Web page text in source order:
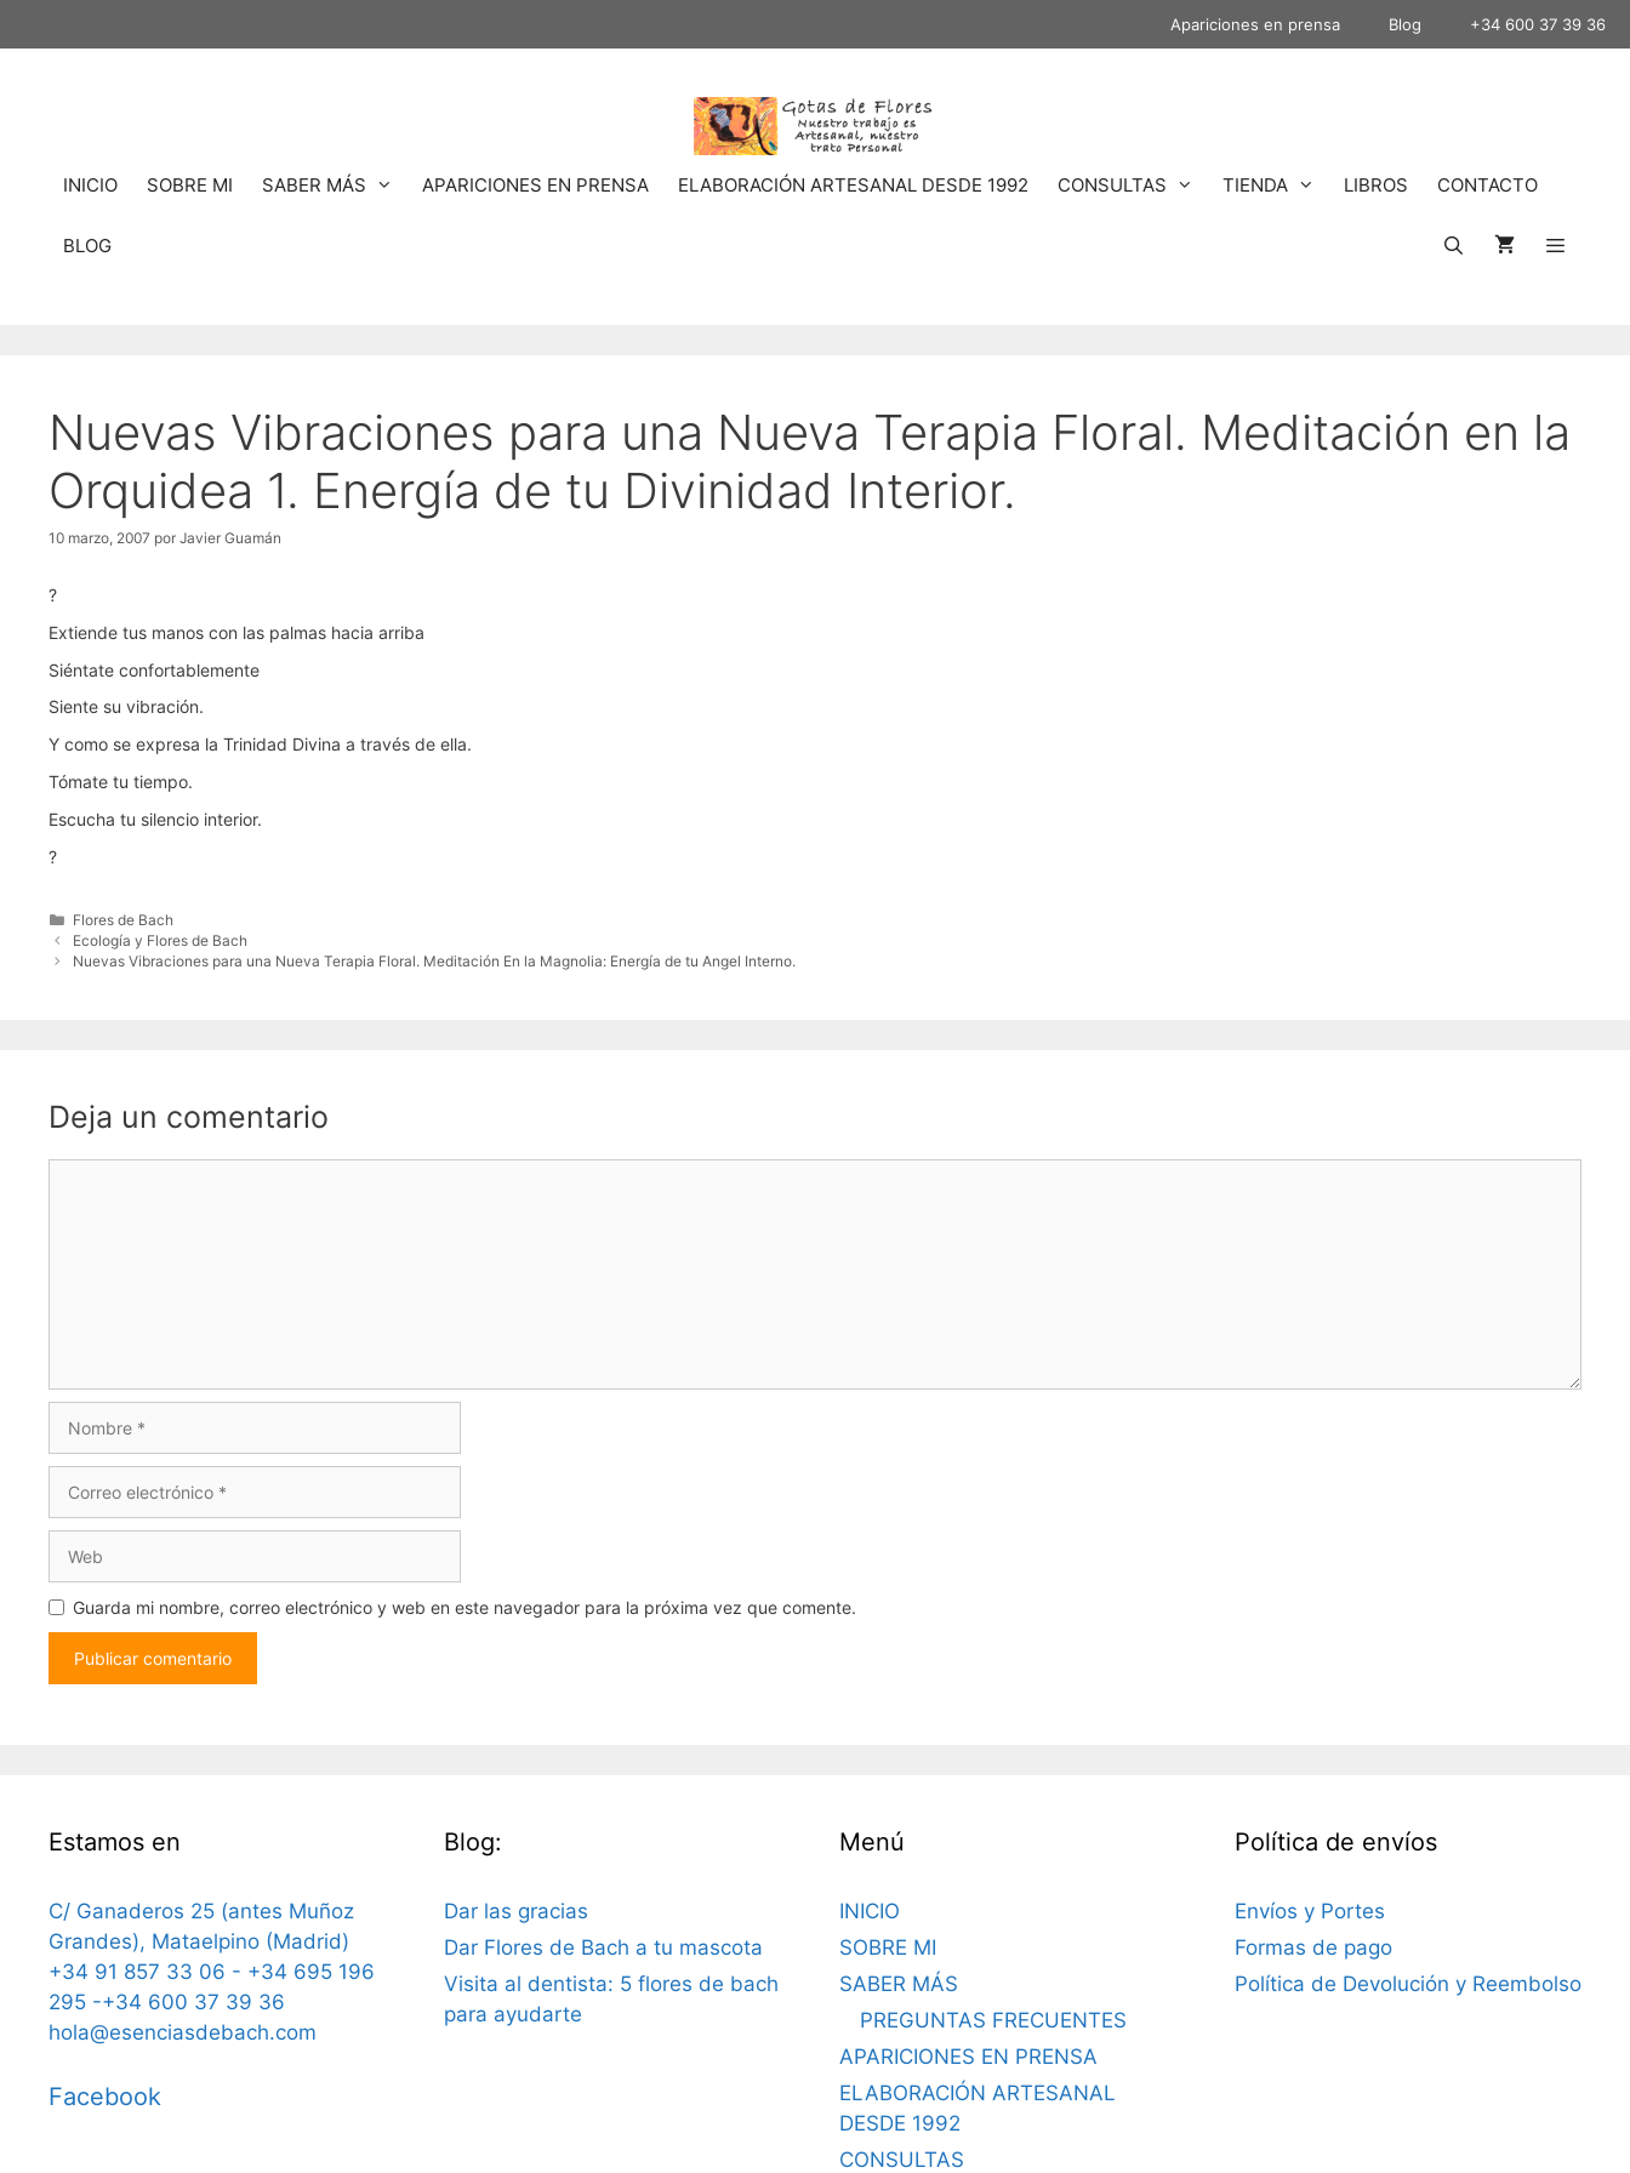
Apariciones en prensa Blog +34 600 37 39 36
INICIO SOBRE MI SABER MÁS APARICIONES EN PRENSA ELABORACIÓN ARTESANAL DESDE 1992 CONSULTAS TIENDA LIBROS CONTACTO
BLOG
Nuevas Vibraciones para una Nueva Terapia Floral. Meditación en la
Orquidea 1. Energía de tu Divinidad Interior.
10 marzo, 2007 por Javier Guamán
?
Extiende tus manos con las palmas hacia arriba
Siéntate confortablemente
Siente su vibración.
Y como se expresa la Trinidad Divina a través de ella.
Tómate tu tiempo.
Escucha tu silencio interior.
?
Categorías
Flores de Bach
Ecología y Flores de Bach
Nuevas Vibraciones para una Nueva Terapia Floral. Meditación En la Magnolia: Energía de tu Angel Interno.
Deja un comentario
electrónico
Guarda mi nombre, correo electrónico y web en este navegador para la próxima vez que comente.
Estamos en
C/ Ganaderos 25 (antes Muñoz
Grandes), Mataelpino (Madrid)
+34 91 857 33 06 - +34 695 196
295 -+34 600 37 39 36
hola@esenciasdebach.com
Facebook
Blog:
Dar las gracias
Dar Flores de Bach a tu mascota
Visita al dentista: 5 flores de bach
para ayudarte
Menú
INICIO
SOBRE MI
SABER MÁS
PREGUNTAS FRECUENTES
APARICIONES EN PRENSA
ELABORACIÓN ARTESANAL
DESDE 1992
CONSULTAS
Política de envíos
Envíos y Portes
Formas de pago
Política de Devolución y Reembolso